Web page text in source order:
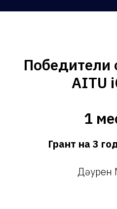
AITU
1
Грант на 3
Дәурен